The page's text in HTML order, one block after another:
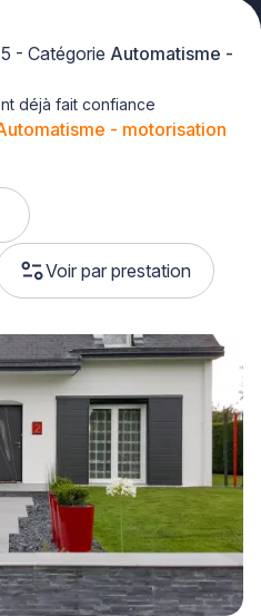
- motorisation
Voir par prestation
- Catégorie Automatisme -
déjà fait confiance